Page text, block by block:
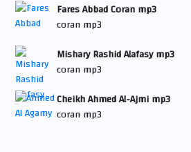
Fares Abbad Coran mp3
coran mp3
Mishary Rashid Alafasy mp3
coran mp3
Cheikh Ahmed Al-Ajmi mp3
coran mp3